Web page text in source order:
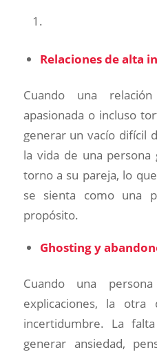
Relaciones de alta
Cuando una
apasionada o incluso
generar un vacío difícil
la vida de una
torno a su pareja, lo
se sienta como una
propósito.
Ghosting y
Cuando una
explicaciones, la
incertidumbre. La
generar ansiedad,